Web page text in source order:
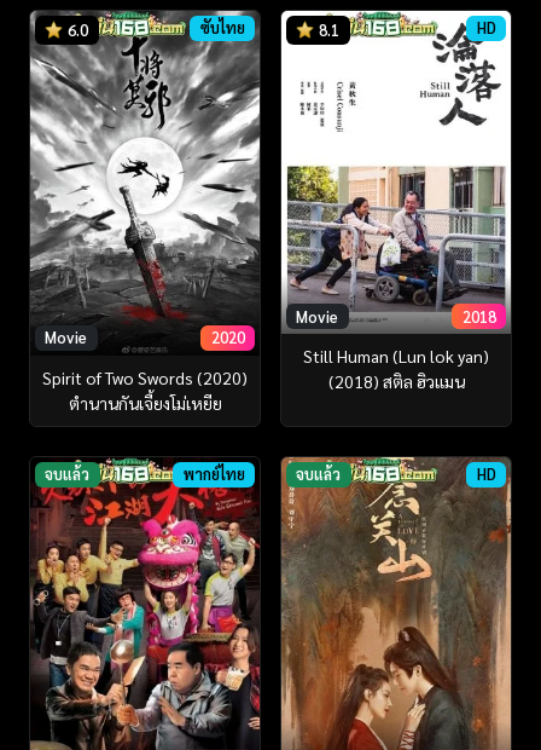
6.0 ซับไทย
Movie 2020
Spirit of Two Swords (2020)
ตำนานกันเจี้ยงโม่เหยีย
8.1 HD
Movie 2018
Still Human (Lun lok yan)
(2018) สติล ฮิวแมน
จบแล้ว พากย์ไทย จบแล้ว HD